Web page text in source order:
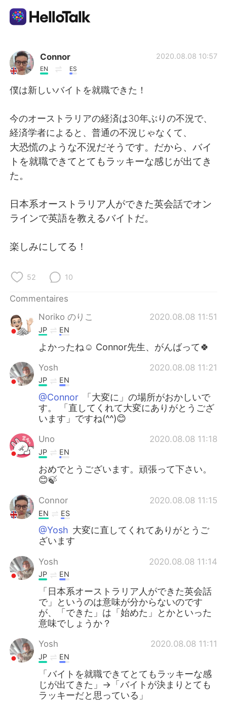
Appli d'échange linguistique
AI Grammar Checker
English 简体中文
العربية Deutsch
Indonesia
Português
Connor
EN ES
2020.08.08 10:57
僕は新しいバイトを就職できた！
今のオーストラリアの経済は30年ぶりの不況で、
経済学者によると、普通の不況じゃなくて、
大恐慌のような不況だそうです。だから、バイ
トを就職できてとてもラッキーな感じが出てき
た。
日本系オーストラリア人ができた英会話でオン
ラインで英語を教えるバイトだ。
楽しみにしてる！
52 10
Commentaires
Noriko のりこ
2020.08.08 11:51
JP EN
よかったね☺️ Connor先生、がんばって🍀
Yosh 2020.08.08 11:21
JP EN
@Connor
「大変に」の場所がおかしいで
す。 「直してくれて大変にありがとうござ
います」ですね(^^)😊
Uno 2020.08.08 11:18
JP EN
おめでとうございます。頑張って下さい。
😊🍃
Connor 2020.08.08 11:15
EN ES
@Yosh 大変に直してくれてありがとうご
ざいます
Yosh 2020.08.08 11:14
JP EN
「日本系オーストラリア人ができた英会話
で」というのは意味が分からないのです
が、「できた」は「始めた」とかといった
意味でしょうか？
Yosh 2020.08.08 11:11
JP EN
「バイトを就職できてとてもラッキーな感
じが出てきた」→「バイトが決まりとても
ラッキーだと思っている」